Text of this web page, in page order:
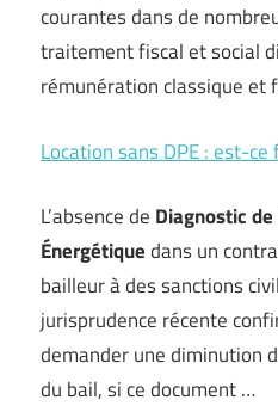
courantes dans de
traitement fiscal et social
rémunération classique et
Location sans DPE : est-ce
L’absence de Diagnostic
Énergétiquedans un
bailleur à des sanctions
jurisprudence récente
demander une diminution
du bail, si ce document …